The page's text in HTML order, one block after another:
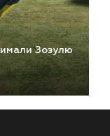
Зозулю